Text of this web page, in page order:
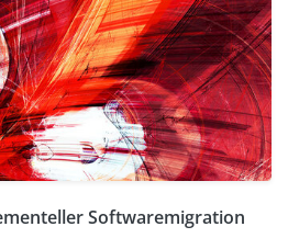
Softwaremigration